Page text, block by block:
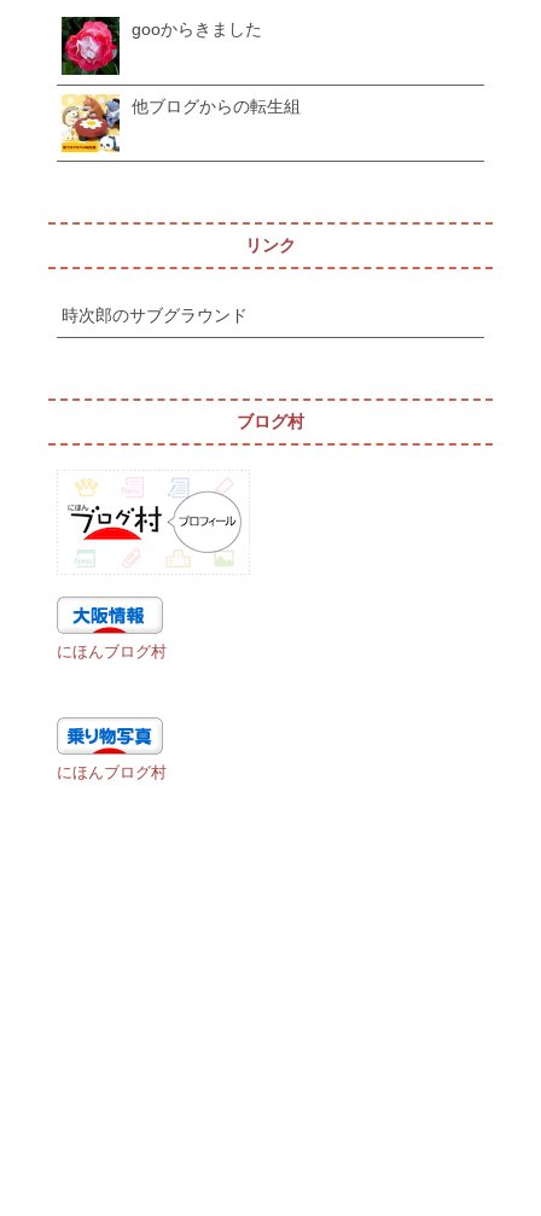
gooからきました
他ブログからの転生組
リンク
時次郎のサブグラウンド
ブログ村
にほんブログ村
にほんブログ村